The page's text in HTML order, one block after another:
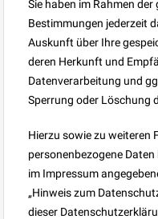
Sie haben im Rahmen
Bestimmungen jederzeit
Auskunft über Ihre
deren Herkunft und
Datenverarbeitung und
Sperrung oder Löschung
Hierzu sowie zu weiteren
personenbezogene
im Impressum
„Hinweis zum
dieser